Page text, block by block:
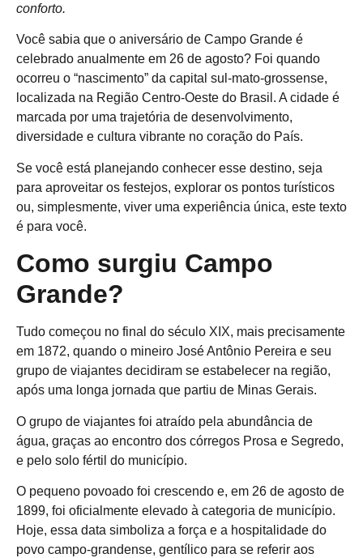
conforto.
Você sabia que o aniversário de Campo Grande é
celebrado anualmente em 26 de agosto? Foi quando
ocorreu o “nascimento” da capital sul-mato-grossense,
localizada na Região Centro-Oeste do Brasil. A cidade é
marcada por uma trajetória de desenvolvimento,
diversidade e cultura vibrante no coração do País.
Se você está planejando conhecer esse destino, seja
para aproveitar os festejos, explorar os pontos turísticos
ou, simplesmente, viver uma experiência única, este texto
é para você.
Como surgiu Campo
Grande?
Tudo começou no final do século XIX, mais precisamente
em 1872, quando o mineiro José Antônio Pereira e seu
grupo de viajantes decidiram se estabelecer na região,
após uma longa jornada que partiu de Minas Gerais.
O grupo de viajantes foi atraído pela abundância de
água, graças ao encontro dos córregos Prosa e Segredo,
e pelo solo fértil do município.
O pequeno povoado foi crescendo e, em 26 de agosto de
1899, foi oficialmente elevado à categoria de município.
Hoje, essa data simboliza a força e a hospitalidade do
povo campo-grandense, gentílico para se referir aos